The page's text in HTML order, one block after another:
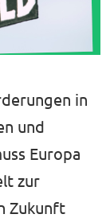
in
und
Europa
zur
Zukunft